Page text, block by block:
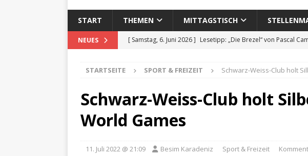
START THEMEN MITTAGSTISCH
NEUES [ Samstag, 6. Juni 2026 ] Lesetipp: „Die Brezel“ von Pascal
[ Sonntag, 15. Februar 2026 ]
Aufzeichnung des 65.
VERANSTALTUNGEN
[ Mittwoch, 5. August 2026 ]
STARTSEITE SPORT & FREIZEIT Schwarz-Weiss-Club holt
Schwarz-Weiss-Club holt
World Games
11. Juli 2022 @ 21:09 Besim Karadeniz Sport & Freizeit